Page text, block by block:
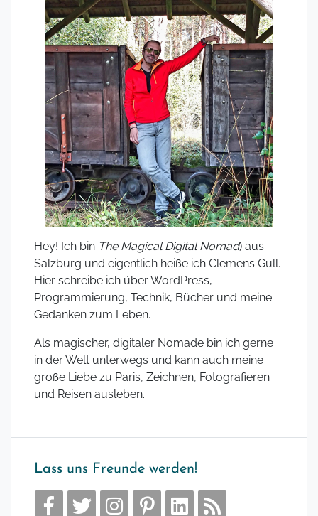
Hey! Ich bin The Magical Digital Nomad) aus
Salzburg und eigentlich heiße ich Clemens Gull.
Hier schreibe ich über WordPress,
Programmierung, Technik, Bücher und meine
Gedanken zum Leben.
Als magischer, digitaler Nomade bin ich gerne
in der Welt unterwegs und kann auch meine
große Liebe zu Paris, Zeichnen, Fotografieren
und Reisen ausleben.
Lass uns Freunde werden!